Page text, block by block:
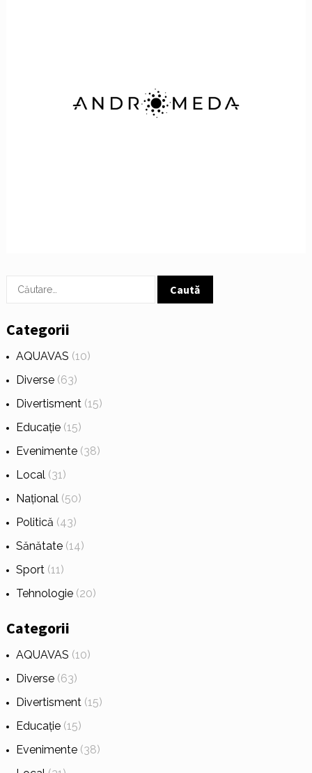
Caută
Categorii
AQUAVAS (10)
Diverse(63)
Divertisment(15)
Educație(15)
Evenimente(38)
Local(31)
Național(50)
Politică (43)
Sănătate(14)
Sport(11)
Tehnologie(20)
Categorii
AQUAVAS (10)
Diverse(63)
Divertisment(15)
Educație(15)
Evenimente(38)